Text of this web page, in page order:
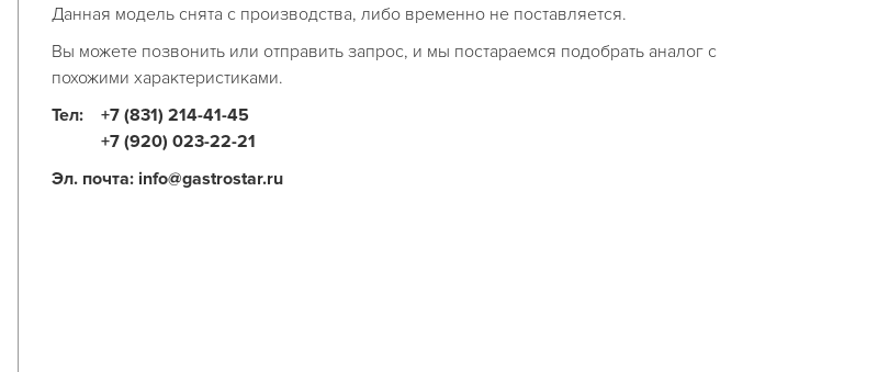
Данная модель снята с производства, либо временно не поставляется.
Вы можете позвонить или отправить запрос, и мы постараемся подобрать аналог с
похожими характеристиками.
Тел:
+7 (831) 214-41-45
+7 (920) 023-22-21
Эл. почта: info@gastrostar.ru